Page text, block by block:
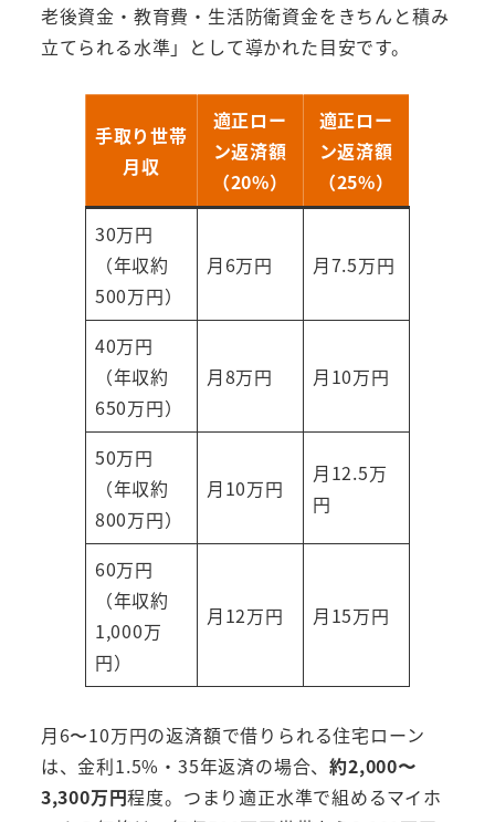
老後資金・教育費・生活防衛資金をきちんと積み
立てられる水準」として導かれた目安です。
手取り世帯
月収
適正ロー
ン返済額
（20%）
適正ロー
ン返済額
（25%）
30万円
（年収約
500万円）
月6万円 月7.5万円
40万円
（年収約
650万円）
月8万円 月10万円
50万円
（年収約
800万円）
月10万円
月12.5万
円
60万円
（年収約
1,000万
円）
月12万円 月15万円
月6〜10万円の返済額で借りられる住宅ローン
は、金利1.5%・35年返済の場合、約2,000〜
3,300万円程度。つまり適正水準で組めるマイホ